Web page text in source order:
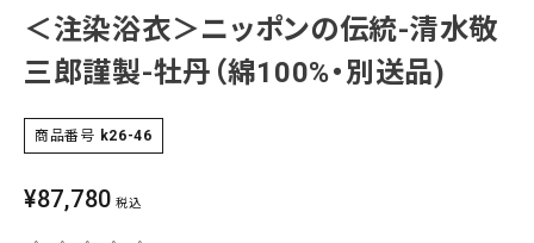
0-5,000円 5,000-10,000円 10,000-20,000円
20,000-30,000円 30,000円以上
色から探す
＜注染浴衣＞ニッポンの伝統-清水敬
三郎謹製-牡丹（綿100%・別送品)
商品番号 k26-46
¥87,780 税込